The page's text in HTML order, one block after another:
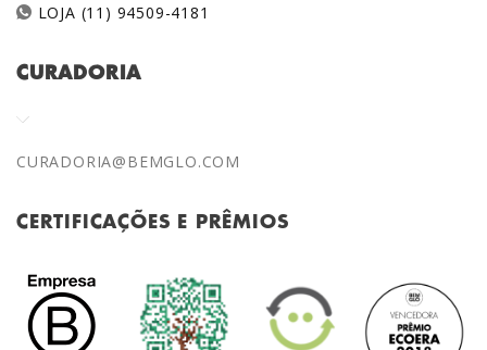
LOJA (11) 94509-4181
CURADORIA
CURADORIA@BEMGLO.COM
CERTIFICAÇÕES E PRÊMIOS